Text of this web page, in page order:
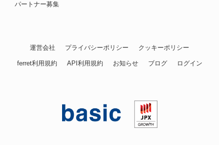
パートナー募集
運営会社 プライバシーポリシー クッキーポリシー
ferret利用規約 API利用規約 お知らせ ブログ ログイン